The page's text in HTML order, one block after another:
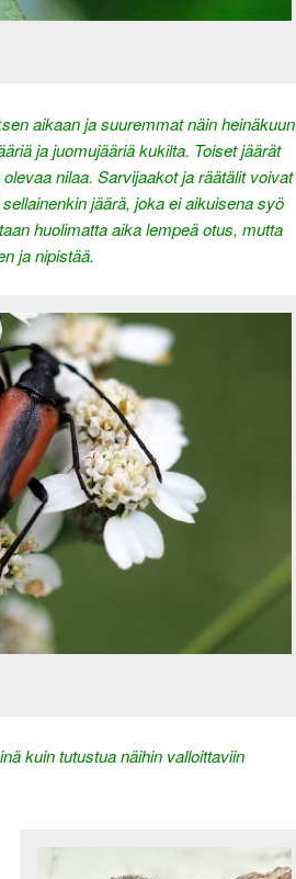
aikaan ja suuremmat näin heinäkuun
ja juomujääriä kukilta. Toiset jäärät
nilaa. Sarvijaakot ja räätälit voivat
jäärä, joka ei aikuisena syö
huolimatta aika lempeä otus, mutta
ja nipistää.
kuin tutustua näihin valloittaviin